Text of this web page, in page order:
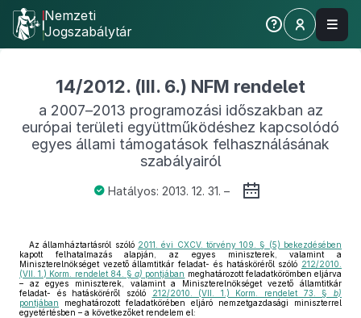
Nemzeti
Jogszabálytár
14/2012. (III. 6.) NFM rendelet
a 2007–2013 programozási időszakban az
európai területi együttműködéshez kapcsolódó
egyes állami támogatások felhasználásának
szabályairól
Hatályos: 2013. 12. 31. –
Az államháztartásról szóló 2011. évi CXCV. törvény 109. § (5) bekezdésében
kapott felhatalmazás alapján, az egyes miniszterek, valamint a
Miniszterelnökséget vezető államtitkár feladat- és hatásköréről szóló 212/2010.
(VII. 1.) Korm. rendelet 84. §a) pontjában meghatározott feladatkörömben eljárva
– az egyes miniszterek, valamint a Miniszterelnökséget vezető államtitkár
feladat- és hatásköréről szóló
212/2010. (VII. 1.) Korm. rendelet 73. §b)
pontjában meghatározott feladatkörében eljáró nemzetgazdasági miniszterrel
egyetértésben – a következőket rendelem el: